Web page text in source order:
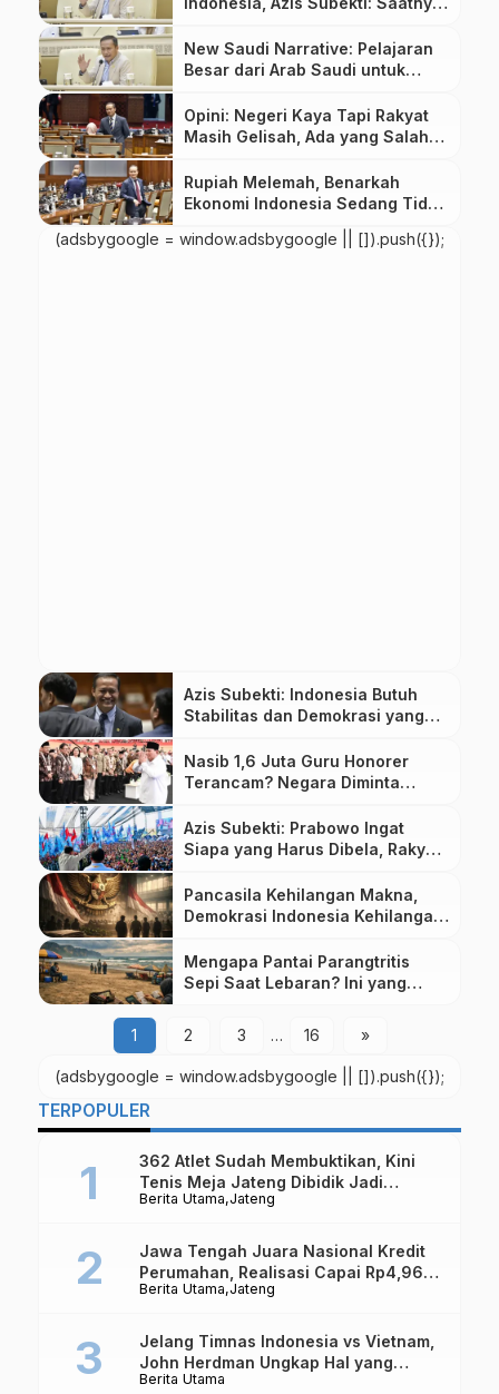
Negara Produktif
New Saudi Narrative: Pelajaran
Besar dari Arab Saudi untuk
Opini: Negeri Kaya Tapi Rakyat
Masih Gelisah, Ada yang Salah
Rupiah Melemah, Benarkah
Ekonomi Indonesia Sedang Tidak
(adsbygoogle = window.adsbygoogle || []).push({});
Azis Subekti: Indonesia Butuh
Stabilitas dan Demokrasi yang
Nasib 1,6 Juta Guru Honorer
Terancam? Negara Diminta
Azis Subekti: Prabowo Ingat
Siapa yang Harus Dibela, Rakyat
Pancasila Kehilangan Makna,
Demokrasi Indonesia Kehilangan
Mengapa Pantai Parangtritis
Sepi Saat Lebaran? Ini yang
1
2 3 … 16 »
(adsbygoogle = window.adsbygoogle || []).push({});
TERPOPULER
Berita Utama Jateng
362 Atlet Sudah Membuktikan, Kini
Tenis Meja Jateng Dibidik Jadi
Kekuatan Nasional
Berita Utama Jateng
Jawa Tengah Juara Nasional Kredit
Perumahan, Realisasi Capai Rp4,96
Triliun
Berita Utama
Jelang Timnas Indonesia vs Vietnam,
John Herdman Ungkap Hal yang
Dipertaruhkan